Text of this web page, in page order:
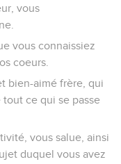
vous
vous connaissiez
coeurs.
bien-aimé frère, qui
ce qui se passe
vous salue, ainsi
duquel vous avez